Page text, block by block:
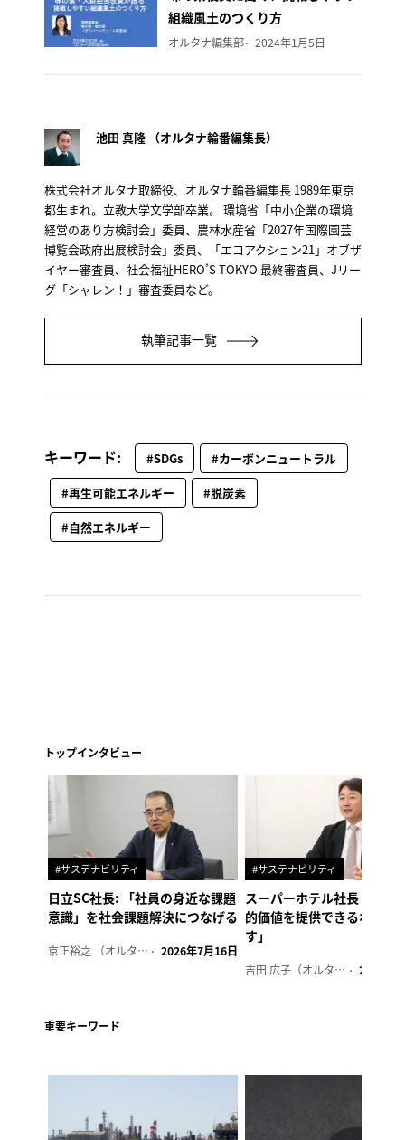
組織風土のつくり方
オルタナ編集部 2024年1月5日
池田 真隆 （オルタナ輪番編集長）
株式会社オルタナ取締役、オルタナ輪番編集長 1989年東京
都生まれ。立教大学文学部卒業。 環境省「中小企業の環境
経営のあり方検討会」委員、農林水産省「2027年国際園芸
博覧会政府出展検討会」委員、「エコアクション21」オブザ
イヤー審査員、社会福祉HERO’S TOKYO 最終審査員、Jリー
グ「シャレン！」審査委員など。
執筆記事一覧
キーワード: #SDGs
#カーボンニュートラル
#再生可能エネルギー
#脱炭素
#自然エネルギー
トップインタビュー
#サステナビリティ
日立SC社長: 「社員の身近な課題
意識」を社会課題解決につなげる
京正裕之 （オルタナ副編集長） 2026年7月16日
#サステナビリティ
スーパーホテル社長「地域
的価値を提供できるホテル
す」
吉田 広子（オルタナ輪番編集長） 2026年6
重要キーワード